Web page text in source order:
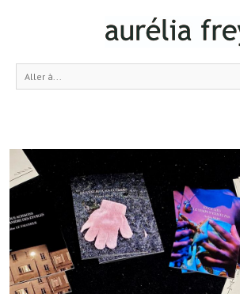
Aller à...